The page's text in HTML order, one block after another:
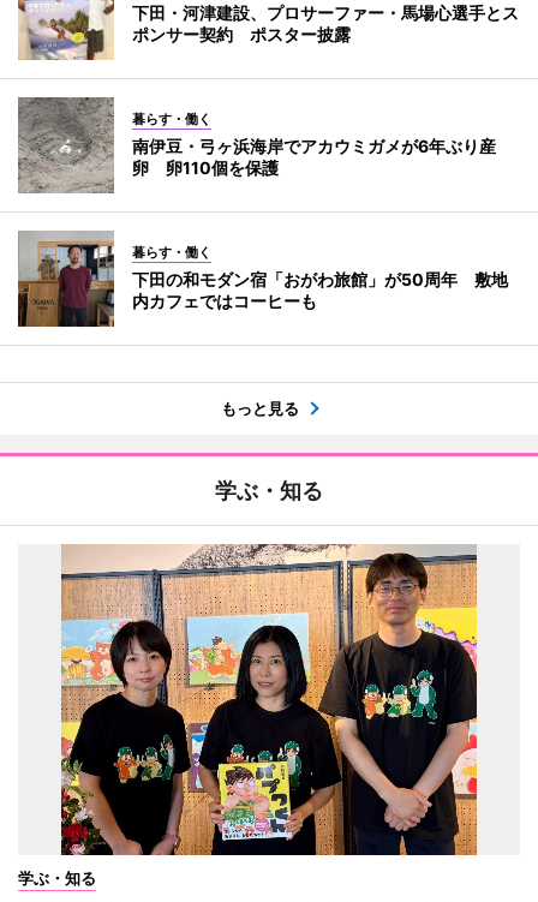
下田・河津建設、プロサーファー・馬場心選手とス
ポンサー契約 ポスター披露
暮らす・働く
南伊豆・弓ヶ浜海岸でアカウミガメが6年ぶり産
卵 卵110個を保護
暮らす・働く
下田の和モダン宿「おがわ旅館」が50周年 敷地
内カフェではコーヒーも
もっと見る
学ぶ・知る
学ぶ・知る